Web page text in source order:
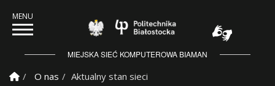
Politechnika
MIEJSKA SIEĆ KOMPUTEROWA BIAMAN
Strona Główna
O nas
Aktualny stan sieci